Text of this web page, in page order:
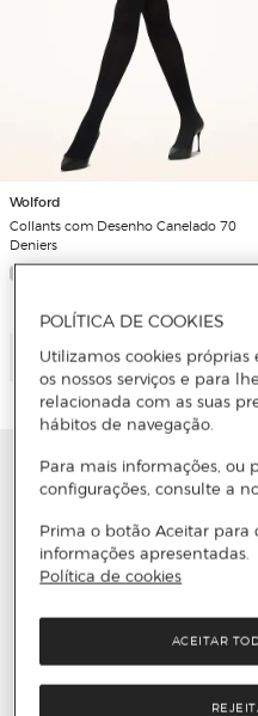
Wolford
Collants com Desenho Canelado 70
Deniers
Adicionar
POLÍTICA DE COOKIES
Utilizamos cookies
os nossos serviços e para
relacionada com as suas
hábitos de navegação.
Para mais informações, ou
configurações, consulte a
Prima o botão Aceitar para
informações apresentadas.
Política de cookies
ACEITAR